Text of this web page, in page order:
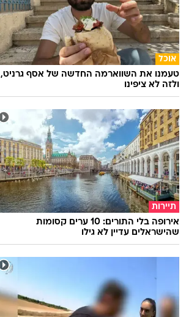
אוכל
טעמנו את השווארמה החדשה של אסף גרניט,
ולזה לא ציפינו
תיירות
אירופה בלי התורים: 10 ערים קסומות
שהישראלים עדיין לא גילו